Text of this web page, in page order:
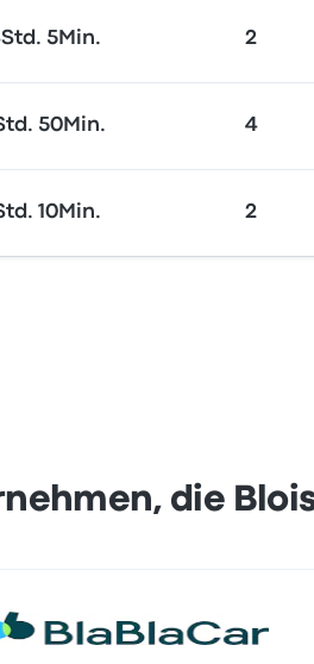
5Min. 2
50Min. 4
10Min. 2
die